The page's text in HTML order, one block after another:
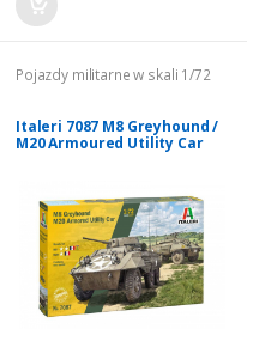
Pojazdy militarne w skali 1/72
Italeri 7087 M8 Greyhound /
M20 Armoured Utility Car